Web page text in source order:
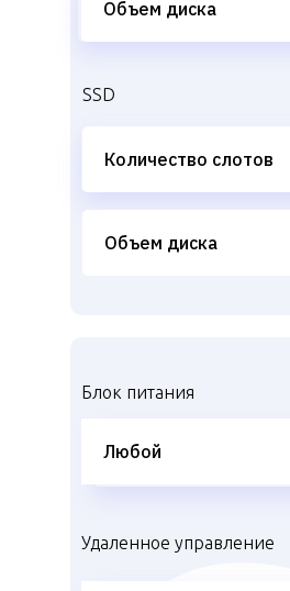
SSD
Блок питания
Удаленное управление